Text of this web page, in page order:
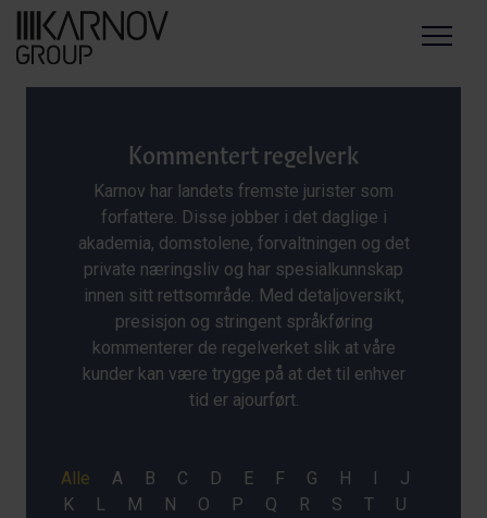
Menu
Kommentert regelverk
Karnov har landets fremste jurister som
forfattere. Disse jobber i det daglige i
akademia, domstolene, forvaltningen og det
private næringsliv og har spesialkunnskap
innen sitt rettsområde. Med detaljoversikt,
presisjon og stringent språkføring
kommenterer de regelverket slik at våre
kunder kan være trygge på at det til enhver
tid er ajourført.